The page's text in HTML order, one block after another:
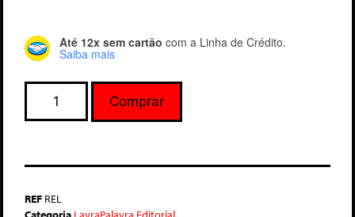
Até 12x sem cartão com a Linha de Crédito.
Saiba mais
Comprar
REF REL